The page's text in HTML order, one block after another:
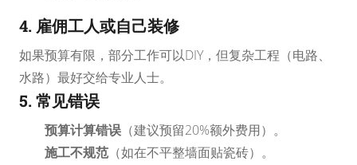
4. 雇佣工人或自己装修
如果预算有限，部分工作可以DIY，但复杂工程（电路、
水路）最好交给专业人士。
5. 常见错误
预算计算错误 （建议预留20%额外费用）。
施工不规范 （如在不平整墙面贴瓷砖）。